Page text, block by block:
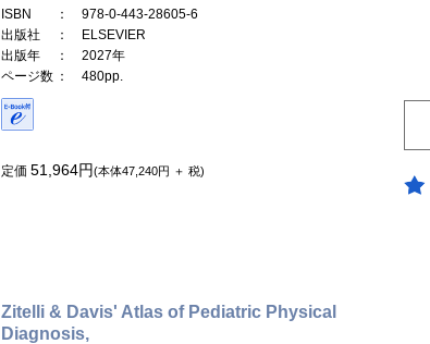
ISBN
： 978-0-443-28605-6
出版社
： ELSEVIER
出版年
： 2027年
ページ数 ： 480pp.
定価 51,964円(本体47,240円 ＋ 税)
Zitelli & Davis' Atlas of Pediatric Physical
Diagnosis,